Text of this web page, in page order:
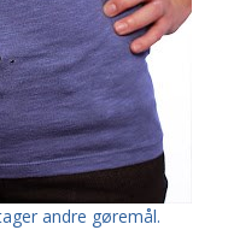
andre gøremål.